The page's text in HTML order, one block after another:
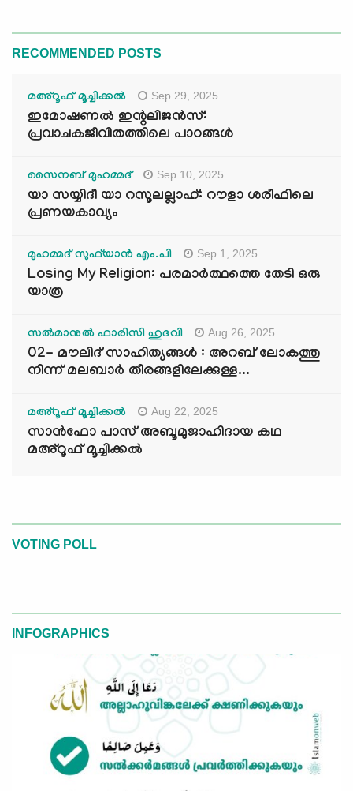
RECOMMENDED POSTS
മഅ്റൂഫ് മൂച്ചിക്കല്‍ Sep 29, 2025
ഇമോഷണൽ ഇന്റലിജൻസ്:
പ്രവാചകജീവിതത്തിലെ പാഠങ്ങൾ
സൈനബ് മുഹമ്മദ് Sep 10, 2025
യാ സയ്യിദീ യാ റസൂലല്ലാഹ്: റൗളാ ശരീഫിലെ
പ്രണയകാവ്യം
മുഹമ്മദ് സുഫ്‌യാൻ എം.പി Sep 1, 2025
Losing My Religion: പരമാർത്ഥത്തെ തേടി ഒരു
യാത്ര
സൽമാനുൽ ഫാരിസി ഹുദവി Aug 26, 2025
02- മൗലിദ് സാഹിത്യങ്ങൾ : അറബ് ലോകത്തു
നിന്ന് മലബാർ തീരങ്ങളിലേക്കുള്ള...
മഅ്റൂഫ് മൂച്ചിക്കല്‍ Aug 22, 2025
സാൻഫോ പാസ് അബൂമുജാഹിദായ കഥ
മഅ്റൂഫ് മൂച്ചിക്കല്‍
VOTING POLL
INFOGRAPHICS